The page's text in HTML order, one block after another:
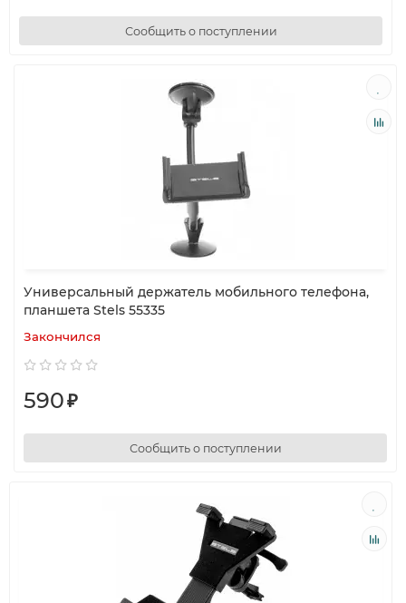
Сообщить о поступлении
Универсальный держатель мобильного телефона,
планшета Stels 55335
Закончился
590₽
Сообщить о поступлении